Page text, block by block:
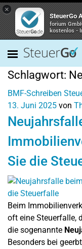
×
SteuerGo
forium
kostenlos -
Schlagwort:
BMF-Schreiben
13. Juni 2025 von
Sie die
Beim
oft eine Steuerfalle,
die sogenannte
Besonders bei